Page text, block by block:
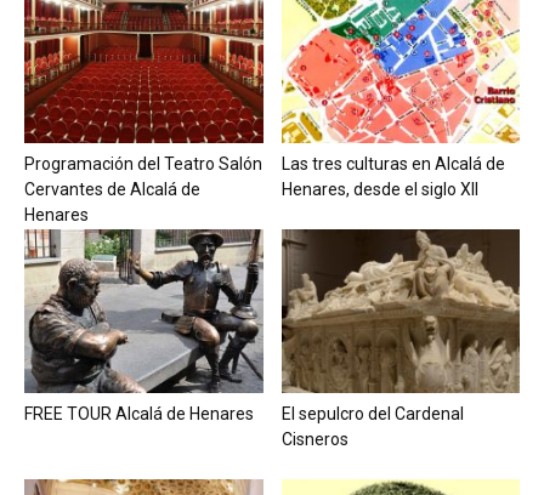
Programación del Teatro Salón
Cervantes de Alcalá de
Henares
Las tres culturas en Alcalá de
Henares, desde el siglo XII
FREE TOUR Alcalá de Henares
El sepulcro del Cardenal
Cisneros